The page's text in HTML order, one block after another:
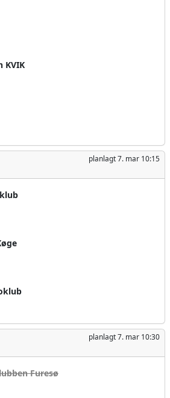
KVIK
planlagt7. mar 10:15
planlagt7. mar 10:30
Furesø